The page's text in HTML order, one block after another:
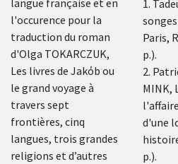
l'occurence pour la
traduction du roman
d'Olga TOKARCZUK,
Les livres de Jakόb ou
le grand voyage à
travers sept
frontières, cinq
langues, trois grandes
religions et d’autres
1.
Paris,
p.).
2.
MINK,
d'une
p.).